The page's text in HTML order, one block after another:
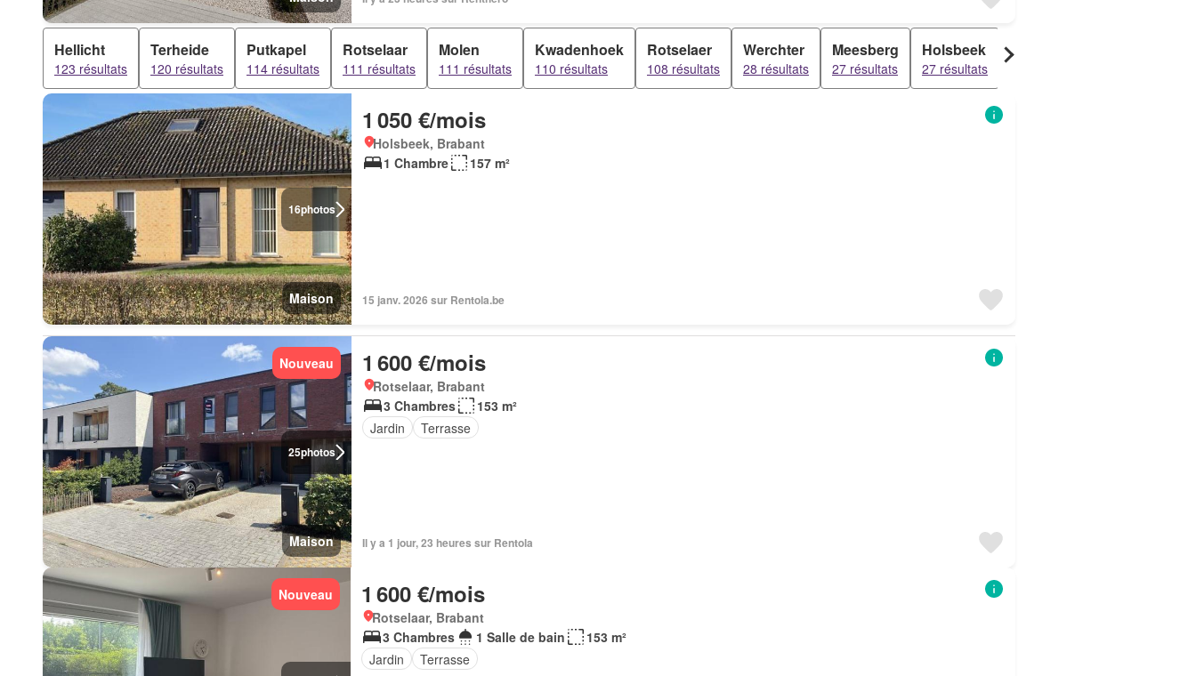
Hellicht
123 résultats
Terheide
120 résultats
Putkapel
114 résultats
Rotselaar
111 résultats
Molen
111 résultats
Kwadenhoek
110 résultats
Rotselaer
108 résultats
Werchter
28 résultats
Meesberg
27 résultats
Holsbeek
27 résultats
Vaken
16photos
Maison
1 050 €/mois
Holsbeek, Brabant
1 Chambre
157 m²
15 janv. 2026 sur Rentola.be
25photos
Nouveau
Maison
1 600 €/mois
Rotselaar, Brabant
3 Chambres
153 m²
Jardin
Terrasse
Il y a 1 jour, 23 heures sur Rentola
Nouveau 1 600 €/mois
Rotselaar, Brabant
3 Chambres
1 Salle de bain
153 m²
Jardin
Terrasse